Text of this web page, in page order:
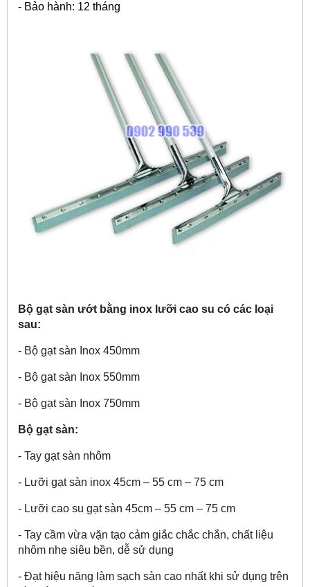
- Bảo hành: 12 tháng
Bộ gạt sàn ướt bằng inox lưỡi cao su có các loại
sau:
- Bộ gạt sàn Inox 450mm
- Bộ gạt sàn Inox 550mm
- Bộ gạt sàn Inox 750mm
Bộ gạt sàn:
- Tay gạt sàn nhôm
- Lưỡi gạt sàn inox 45cm – 55 cm – 75 cm
- Lưỡi cao su gạt sàn 45cm – 55 cm – 75 cm
- Tay cầm vừa vặn tạo cảm giắc chắc chắn, chất liệu
nhôm nhẹ siêu bền, dễ sử dụng
- Đạt hiệu năng làm sạch sàn cao nhất khi sử dụng trên